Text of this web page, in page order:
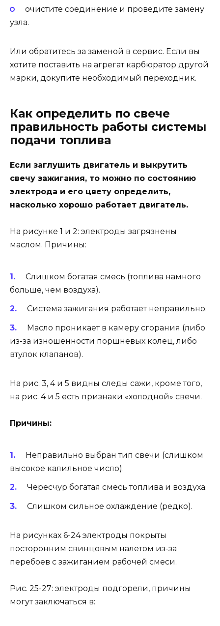
очистите соединение и проведите замену
узла.
Или обратитесь за заменой в сервис. Если вы
хотите поставить на агрегат карбюратор другой
марки, докупите необходимый переходник.
Как определить по свече
правильность работы системы
подачи топлива
Если заглушить двигатель и выкрутить
свечу зажигания, то можно по состоянию
электрода и его цвету определить,
насколько хорошо работает двигатель.
На рисунке 1 и 2: электроды загрязнены
маслом. Причины:
Слишком богатая смесь (топлива намного
больше, чем воздуха).
Система зажигания работает неправильно.
Масло проникает в камеру сгорания (либо
из-за изношенности поршневых колец, либо
втулок клапанов).
На рис. 3, 4 и 5 видны следы сажи, кроме того,
на рис. 4 и 5 есть признаки «холодной» свечи.
Причины:
Неправильно выбран тип свечи (слишком
высокое калильное число).
Чересчур богатая смесь топлива и воздуха.
Слишком сильное охлаждение (редко).
На рисунках 6-24 электроды покрыты
посторонним свинцовым налетом из-за
перебоев с зажиганием рабочей смеси.
Рис. 25-27: электроды подгорели, причины
могут заключаться в: